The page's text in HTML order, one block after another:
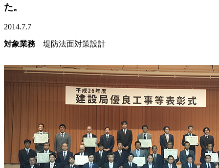
た。
2014.7.7
対象業務 堤防法面対策設計